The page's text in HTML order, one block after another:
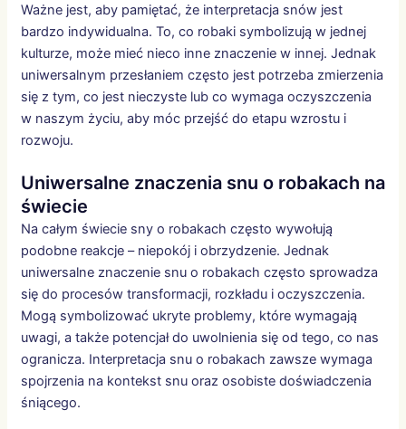
Ważne jest, aby pamiętać, że interpretacja snów jest
bardzo indywidualna. To, co robaki symbolizują w jednej
kulturze, może mieć nieco inne znaczenie w innej. Jednak
uniwersalnym przesłaniem często jest potrzeba zmierzenia
się z tym, co jest nieczyste lub co wymaga oczyszczenia
w naszym życiu, aby móc przejść do etapu wzrostu i
rozwoju.
Uniwersalne znaczenia snu o robakach na
świecie
Na całym świecie sny o robakach często wywołują
podobne reakcje – niepokój i obrzydzenie. Jednak
uniwersalne znaczenie snu o robakach często sprowadza
się do procesów transformacji, rozkładu i oczyszczenia.
Mogą symbolizować ukryte problemy, które wymagają
uwagi, a także potencjał do uwolnienia się od tego, co nas
ogranicza. Interpretacja snu o robakach zawsze wymaga
spojrzenia na kontekst snu oraz osobiste doświadczenia
śniącego.